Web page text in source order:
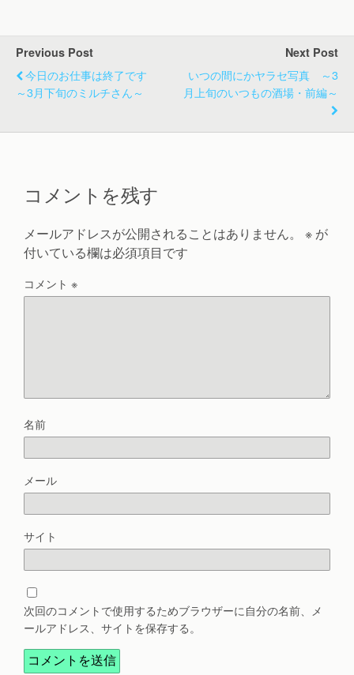
Previous Post
今日のお仕事は終了です
～3月下旬のミルチさん～
Next Post
いつの間にかヤラセ写真 ～3
月上旬のいつもの酒場・前編～
コメントを残す
メールアドレスが公開されることはありません。 ※ が
付いている欄は必須項目です
コメント ※
名前
メール
サイト
次回のコメントで使用するためブラウザーに自分の名前、メ
ールアドレス、サイトを保存する。